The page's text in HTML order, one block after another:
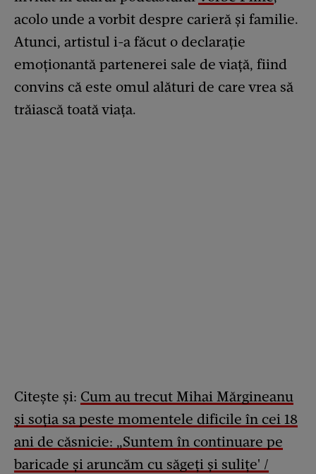
acolo unde a vorbit despre carieră și familie.
Atunci, artistul i-a făcut o declarație
emoționantă partenerei sale de viață, fiind
convins că este omul alături de care vrea să
trăiască toată viața.
Citește și: Cum au trecut Mihai Mărgineanu
și soția sa peste momentele dificile în cei 18
ani de căsnicie: „Suntem în continuare pe
baricade și aruncăm cu săgeți și sulițe' /